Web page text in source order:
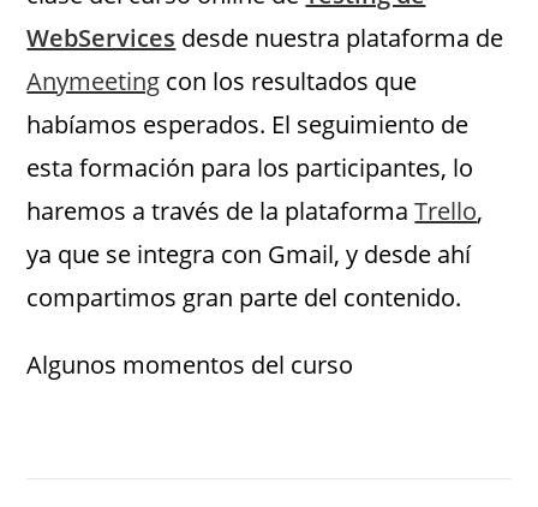
WebServices desde nuestra plataforma de
Anymeeting con los resultados que
habíamos esperados. El seguimiento de
esta formación para los participantes, lo
haremos a través de la plataformaTrello,
ya que se integra con Gmail, y desde ahí
compartimos gran parte del contenido.
Algunos momentos del curso